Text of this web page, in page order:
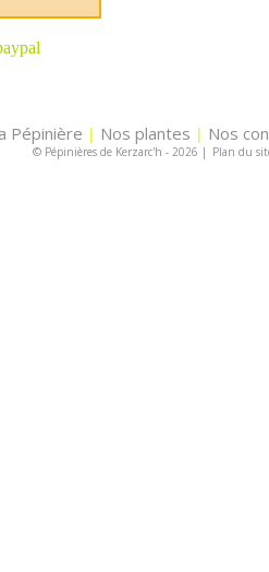
Pépinière | Nos plantes | Nos
© Pépinières de Kerzarc'h - 2026 | Plan du